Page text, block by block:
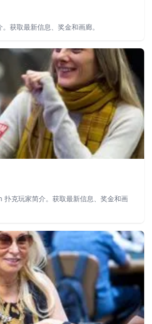
获取最新信息、奖金和画廊。
克玩家简介。获取最新信息、奖金和画